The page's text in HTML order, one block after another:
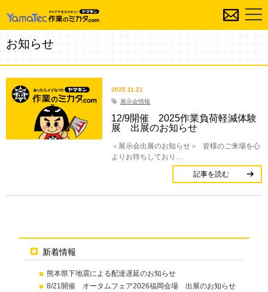
お知らせ
新着情報
熊本県下地震による配達遅延のお知らせ
8/21開催 オータムフェア2026福岡会場 出展のお知らせ
2025.11.21
展示会情報
12/9開催 2025作業負荷軽減体験
展 出展のお知らせ
＜展示会出展のお知らせ＞ 皆様のご来場を心
よりお待ちしており…
記事を読む